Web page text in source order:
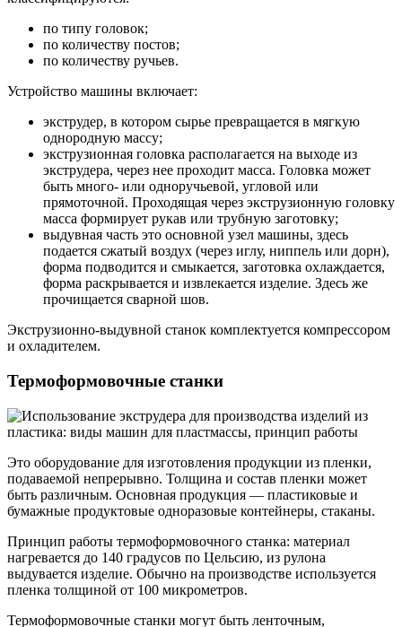
по типу головок;
по количеству постов;
по количеству ручьев.
Устройство машины включает:
экструдер, в котором сырье превращается в мягкую
однородную массу;
экструзионная головка располагается на выходе из
экструдера, через нее проходит масса. Головка может
быть много- или одноручьевой, угловой или
прямоточной. Проходящая через экструзионную головку
масса формирует рукав или трубную заготовку;
выдувная часть это основной узел машины, здесь
подается сжатый воздух (через иглу, ниппель или дорн),
форма подводится и смыкается, заготовка охлаждается,
форма раскрывается и извлекается изделие. Здесь же
прочищается сварной шов.
Экструзионно-выдувной станок комплектуется компрессором
и охладителем.
Термоформовочные станки
Это оборудование для изготовления продукции из пленки,
подаваемой непрерывно. Толщина и состав пленки может
быть различным. Основная продукция — пластиковые и
бумажные продуктовые одноразовые контейнеры, стаканы.
Принцип работы термоформовочного станка: материал
нагревается до 140 градусов по Цельсию, из рулона
выдувается изделие. Обычно на производстве используется
пленка толщиной от 100 микрометров.
Термоформовочные станки могут быть ленточным,